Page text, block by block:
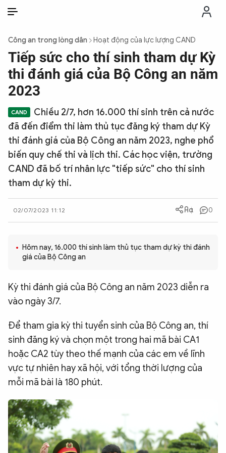
THỜI SỰ
CHỐNG DIỄN BIẾN HÒA BÌNH
CÔNG AN TRONG LÒNG DÂN
XÃ HỘI
CÔNG NGHỆ
BẠN ĐỌC & CAND
ĐA PHƯƠNG TIỆN
eMagazine
Podcast
Video Ảnh
Chuyên trangAn ninh thế giới
Chuyên đề
Công an trong lòng dân Hoạt động của lực lượng CAND
Tiếp sức cho thí sinh tham dự Kỳ
thi đánh giá của Bộ Công an năm
2023
Chiều 2/7, hơn 16.000 thí sinh trên cả nước
đã đến điểm thi làm thủ tục đăng ký tham dự Kỳ
thi đánh giá của Bộ Công an năm 2023, nghe phổ
biến quy chế thi và lịch thi. Các học viện, trường
CAND đã bố trí nhân lực "tiếp sức" cho thí sinh
tham dự kỳ thi.
02/07/2023 11:12 0
Hôm nay, 16.000 thí sinh làm thủ tục tham dự kỳ thi đánh
giá của Bộ Công an
Kỳ thi đánh giá của Bộ Công an năm 2023 diễn ra
vào ngày 3/7.
Để tham gia kỳ thi tuyển sinh của Bộ Công an, thí
sinh đăng ký và chọn một trong hai mã bài CA1
hoặc CA2 tùy theo thế mạnh của các em về lĩnh
vực tự nhiên hay xã hội, với tổng thời lượng của
mỗi mã bài là 180 phút.